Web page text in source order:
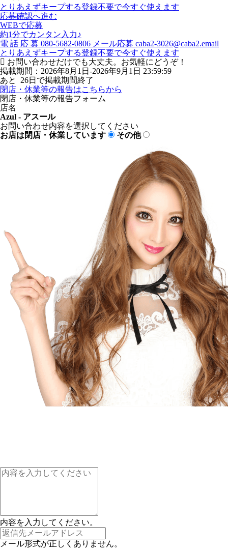
とりあえずキープする登録不要で今すぐ使えます
応募確認へ進む
WEBで応募
約1分でカンタン入力♪
電 話 応 募 080-5682-0806 メール応募 caba2-3026@caba2.email
とりあえずキープする登録不要で今すぐ使えます
お問い合わせだけでも大丈夫。お気軽にどうぞ！
掲載期間：2026年8月1日-2026年9月1日 23:59:59
あと 26日で掲載期間終了
閉店・休業等の報告はこちらから
閉店・休業等の報告フォーム
店名
Azul - アスール
お問い合わせ内容を選択してください
お店は閉店・休業しています
その他
内容を入力してください。
メール形式が正しくありません。